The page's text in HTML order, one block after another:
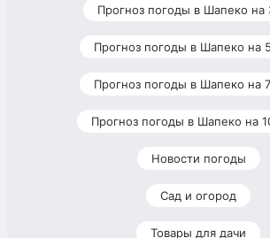
Прогноз погоды в Шапеко на
Прогноз погоды в Шапеко на
Прогноз погоды в Шапеко на
Прогноз погоды в Шапеко на
Новости погоды
Сад и огород
Товары для дачи